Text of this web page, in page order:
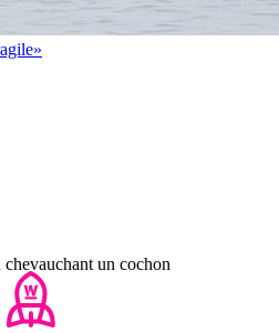
un cochon